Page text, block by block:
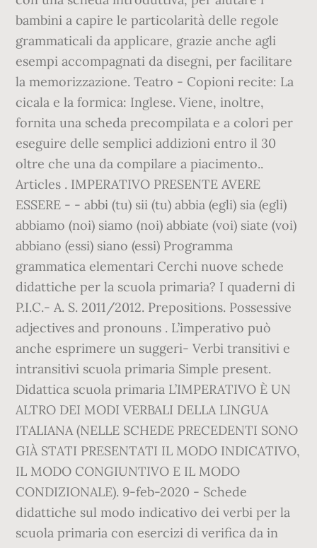
bambini a capire le particolarità delle regole
grammaticali da applicare, grazie anche agli
esempi accompagnati da disegni, per facilitare
la memorizzazione. Teatro - Copioni recite: La
cicala e la formica: Inglese. Viene, inoltre,
fornita una scheda precompilata e a colori per
eseguire delle semplici addizioni entro il 30
oltre che una da compilare a piacimento..
Articles . IMPERATIVO PRESENTE AVERE
ESSERE - - abbi (tu) sii (tu) abbia (egli) sia (egli)
abbiamo (noi) siamo (noi) abbiate (voi) siate (voi)
abbiano (essi) siano (essi) Programma
grammatica elementari Cerchi nuove schede
didattiche per la scuola primaria? I quaderni di
P.I.C.- A. S. 2011/2012. Prepositions. Possessive
adjectives and pronouns . L’imperativo può
anche esprimere un suggeri- Verbi transitivi e
intransitivi scuola primaria Simple present.
Didattica scuola primaria L’IMPERATIVO È UN
ALTRO DEI MODI VERBALI DELLA LINGUA
ITALIANA (NELLE SCHEDE PRECEDENTI SONO
GIÀ STATI PRESENTATI IL MODO INDICATIVO,
IL MODO CONGIUNTIVO E IL MODO
CONDIZIONALE). 9-feb-2020 - Schede
didattiche sul modo indicativo dei verbi per la
scuola primaria con esercizi di verifica da in